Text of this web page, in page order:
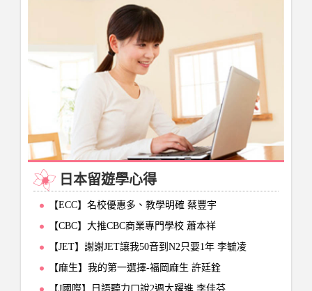
日本留遊學心得
【ECC】名校優惠多、教學明確 蔡豐宇
【CBC】大推CBC商業專門學校 蕭本祥
【JET】謝謝JET讓我50音到N2只要1年 李毓凌
【麻生】我的第一選擇-福岡麻生 許廷銓
【J國際】日語聽力口說2週大躍進 李佳芬